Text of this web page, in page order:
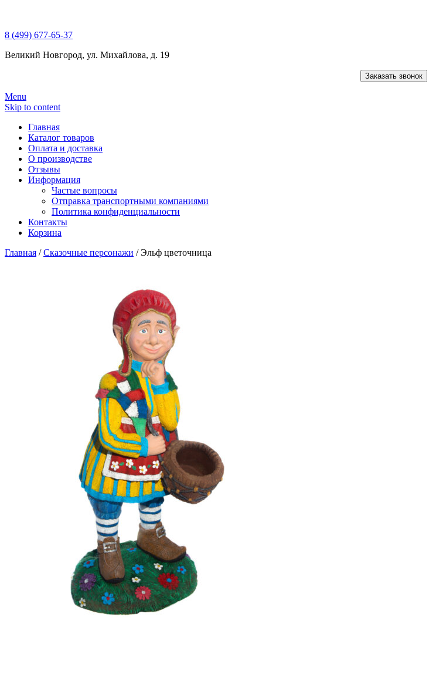
8 (499) 677-65-37
Великий Новгород, ул. Михайлова, д. 19
Заказать звонок
Menu
Skip to content
Главная
Каталог товаров
Оплата и доставка
О производстве
Отзывы
Информация
Частые вопросы
Отправка транспортными компаниями
Политика конфиденциальности
Контакты
Корзина
Главная /Сказочные персонажи / Эльф цветочница